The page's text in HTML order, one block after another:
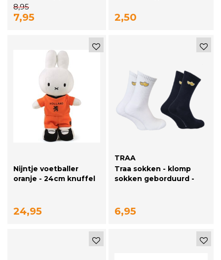
8,95
7,95 2,50
Nijntje voetballer
oranje - 24cm knuffel
24,95
TRAA
Traa sokken - klomp
sokken geborduurd -
6,95